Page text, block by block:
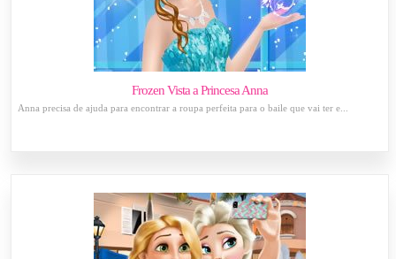
Frozen Vista a Princesa Anna
Anna precisa de ajuda para encontrar a roupa perfeita para o baile que vai ter e...